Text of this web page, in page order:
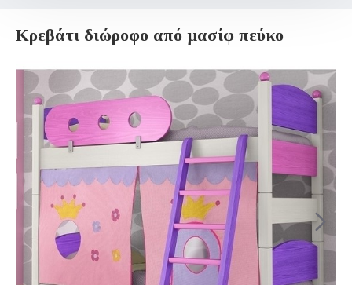
Κρεβάτι διώροφο από μασίφ πεύκο